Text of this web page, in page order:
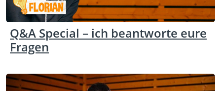
Q&A Special – ich beantworte eure
Fragen